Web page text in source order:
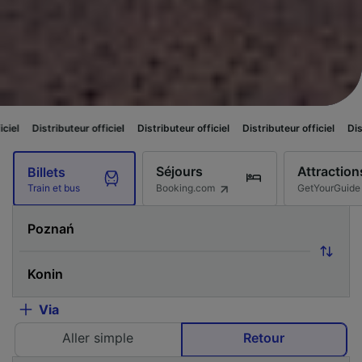
officiel Distributeur officiel Distributeur officiel Distributeur
Billets
Train et bus
Séjours
Booking.com GetYourGuide
Via
Aller simple
Retour